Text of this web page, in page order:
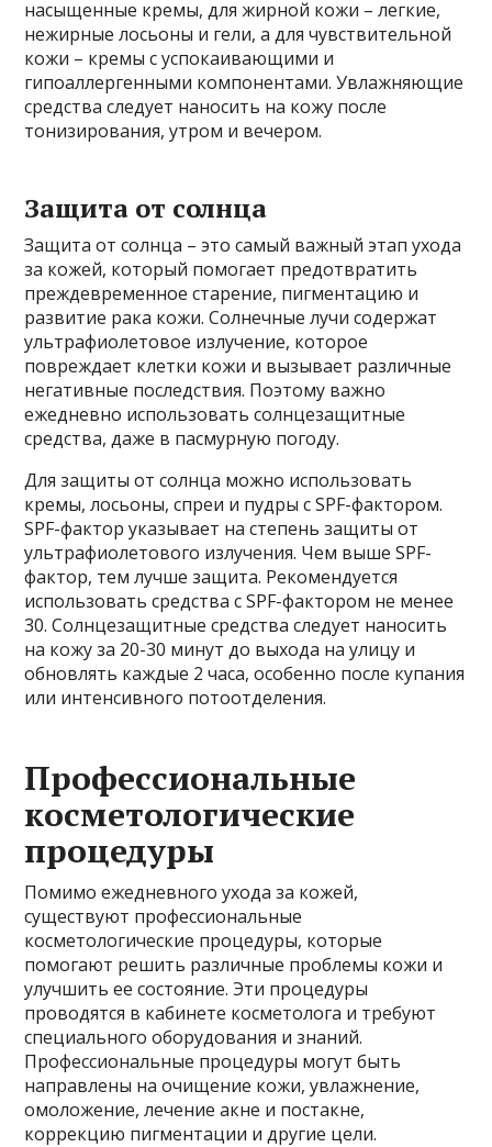
насыщенные кремы, для жирной кожи – легкие,
нежирные лосьоны и гели, а для чувствительной
кожи – кремы с успокаивающими и
гипоаллергенными компонентами. Увлажняющие
средства следует наносить на кожу после
тонизирования, утром и вечером.
Защита от солнца
Защита от солнца – это самый важный этап ухода
за кожей, который помогает предотвратить
преждевременное старение, пигментацию и
развитие рака кожи. Солнечные лучи содержат
ультрафиолетовое излучение, которое
повреждает клетки кожи и вызывает различные
негативные последствия. Поэтому важно
ежедневно использовать солнцезащитные
средства, даже в пасмурную погоду.
Для защиты от солнца можно использовать
кремы, лосьоны, спреи и пудры с SPF-фактором.
SPF-фактор указывает на степень защиты от
ультрафиолетового излучения. Чем выше SPF-
фактор, тем лучше защита. Рекомендуется
использовать средства с SPF-фактором не менее
30. Солнцезащитные средства следует наносить
на кожу за 20-30 минут до выхода на улицу и
обновлять каждые 2 часа, особенно после купания
или интенсивного потоотделения.
Профессиональные
косметологические
процедуры
Помимо ежедневного ухода за кожей,
существуют профессиональные
косметологические процедуры, которые
помогают решить различные проблемы кожи и
улучшить ее состояние. Эти процедуры
проводятся в кабинете косметолога и требуют
специального оборудования и знаний.
Профессиональные процедуры могут быть
направлены на очищение кожи, увлажнение,
омоложение, лечение акне и постакне,
коррекцию пигментации и другие цели.